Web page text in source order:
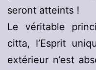
seront atteints !
Le véritable
citta, l’Esprit
extérieur n’est